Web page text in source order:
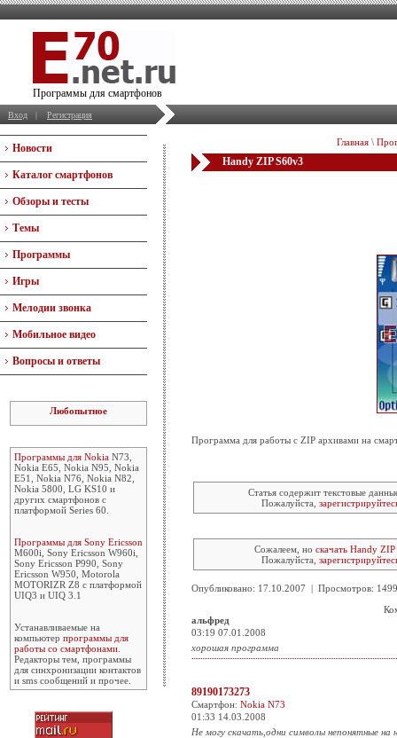
Программы для смартфонов
Вход | Регистрация
Новости
Каталог смартфонов
Обзоры и тесты
Темы
Программы
Игры
Мелодии звонка
Мобильное видео
Вопросы и ответы
Любопытное
Программы для Nokia N73,
Nokia E65, Nokia N95, Nokia
E51, Nokia N76, Nokia N82,
Nokia 5800, LG KS10 и
других смартфонов с
платформой Series 60.
Программы для Sony Ericsson
M600i, Sony Ericsson W960i,
Sony Ericsson P990, Sony
Ericsson W950, Motorola
MOTORIZR Z8 с платформой
UIQ3 и UIQ 3.1
Устанавливаемые на
компьютер программы для
работы со смартфонами
Редакторы тем, программы
для синхронизации контактов
и sms сообщений и прочее.
Главная \
Handy ZIP S60v3
Программа для работы с ZIP архивами на
Статья содержит текстовые
Пожалуйста,
Сожалеем, но скачать Handy
Пожалуйста,
Опубликовано: 17.10.2007 | Просмотров:
альфред
03:19 07.01.2008
хорошая программа
89190173273
Смартфон: Nokia N73
01:33 14.03.2008
Не могу скачать,одни символы непонятные